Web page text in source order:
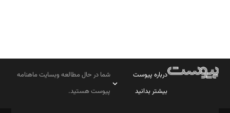
درباره پیوست
بیشتر بدانید
شما در حال مطالعه وبسایت ماهنامه
پیوست هستید.